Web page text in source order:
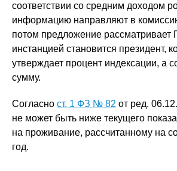
соответствии со средним доходом
информацию направляют в
потом предложение рассматривает
инстанцией становится президент,
утверждает процент индексации, а
сумму.
Согласно ст. 1 ФЗ № 82 от ред.
не может быть ниже текущего
на проживание, рассчитанному на
год.